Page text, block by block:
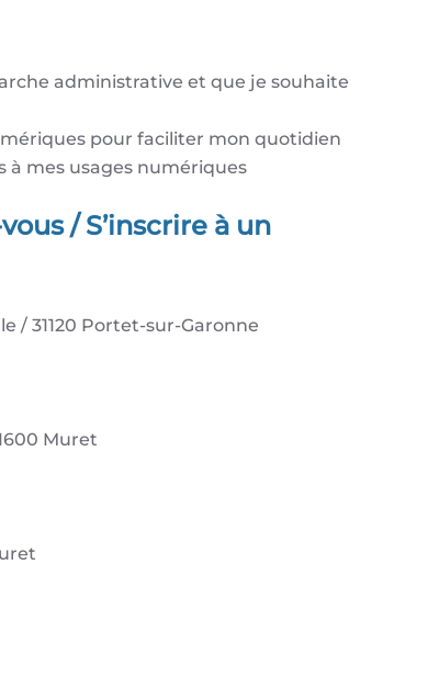
administrative et que je souhaite
pour faciliter mon quotidien
à mes usages numériques
/ S’inscrire à un
/ 31120 Portet-sur-Garonne
Muret